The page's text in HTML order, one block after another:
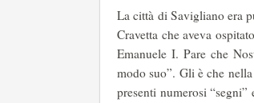
La città di Savigliano era
Cravetta che aveva
Emanuele I. Pare che
modo suo”. Gli è che
presenti numerosi